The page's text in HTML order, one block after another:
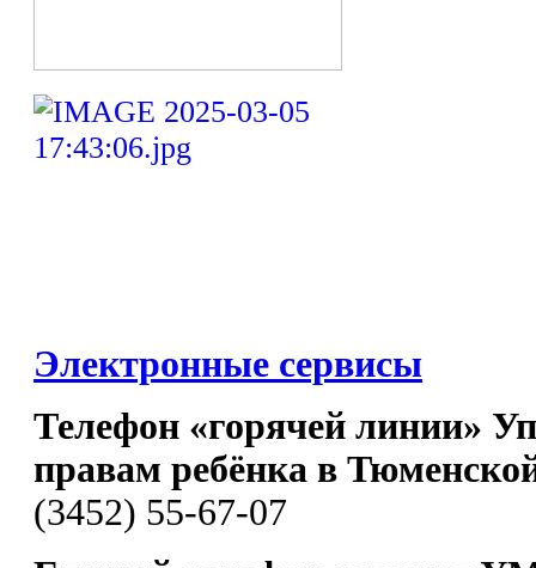
Электронные сервисы
Телефон «горячей линии»
правам ребёнка в
(3452) 55-67-07